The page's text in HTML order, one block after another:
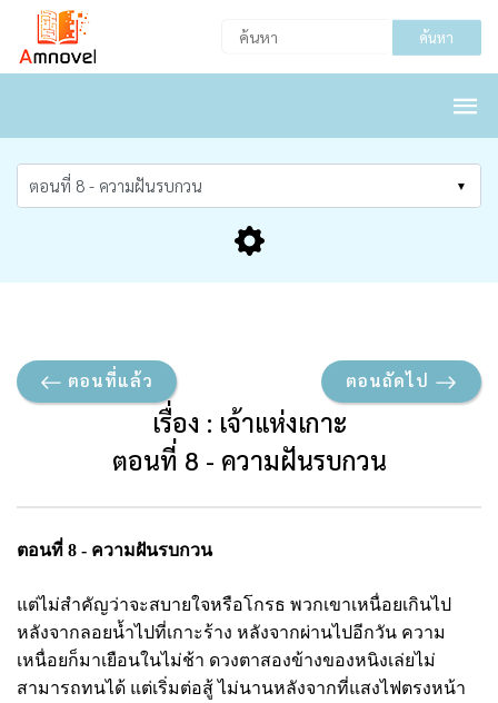
ค้นหา
ตอนที่แล้ว ตอนถัดไป
เรื่อง : เจ้าแห่งเกาะ
ตอนที่ 8 - ความฝันรบกวน
ตอนที่ 8 - ความฝันรบกวน
แต่ไม่สำคัญว่าจะสบายใจหรือโกรธ พวกเขาเหนื่อยเกินไป
หลังจากลอยน้ำไปที่เกาะร้าง หลังจากผ่านไปอีกวัน ความ
เหนื่อยก็มาเยือนในไม่ช้า ดวงตาสองข้างของหนิงเล่ยไม่
สามารถทนได้ แต่เริ่มต่อสู้ ไม่นานหลังจากที่แสงไฟตรงหน้า